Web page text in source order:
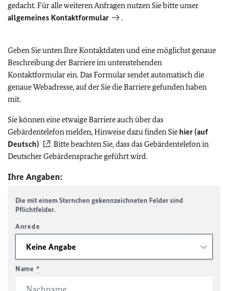
gedacht. Für alle weiteren Anfragen nutzen Sie bitte unser
allgemeines Kontaktformular
.
Geben Sie unten Ihre Kontaktdaten und eine möglichst genaue
Beschreibung der Barriere im untenstehenden
Kontaktformular ein. Das Formular sendet automatisch die
genaue Webadresse, auf der Sie die Barriere gefunden haben
mit.
Sie können eine etwaige Barriere auch über das
Gebärdentelefon melden, Hinweise dazu finden Sie hier (auf
Deutsch)
. Bitte beachten Sie, dass das Gebärdentelefon in
Deutscher Gebärdensprache geführt wird.
Ihre Angaben:
Die mit einem Sternchen gekennzeichneten Felder sind
Pflichtfelder.
Anrede
Name *